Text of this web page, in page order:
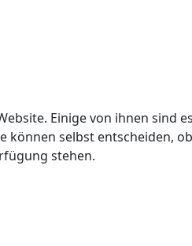
Einige von ihnen sind
können selbst entscheiden,
stehen.